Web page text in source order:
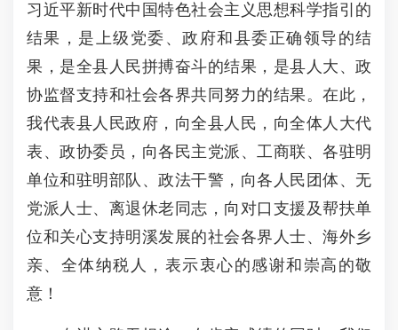
习近平新时代中国特色社会主义思想科学指引的
结果，是上级党委、政府和县委正确领导的结
果，是全县人民拼搏奋斗的结果，是县人大、政
协监督支持和社会各界共同努力的结果。在此，
我代表县人民政府，向全县人民，向全体人大代
表、政协委员，向各民主党派、工商联、各驻明
单位和驻明部队、政法干警，向各人民团体、无
党派人士、离退休老同志，向对口支援及帮扶单
位和关心支持明溪发展的社会各界人士、海外乡
亲、全体纳税人，表示衷心的感谢和崇高的敬
意！